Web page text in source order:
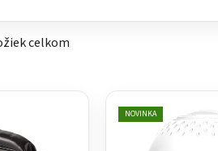
celkom
NOVINKA